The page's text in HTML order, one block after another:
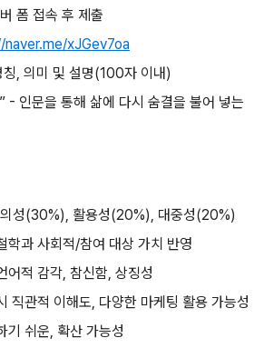
폼 접속 후 제출
xJGev7oa
칭, 의미 및 설명(100자 이내)
” - 인문을 통해 삶에 다시 숨결을 불어 넣는
성(30%), 활용성(20%), 대중성(20%)
학과 사회적/참여 대상 가치 반영
어적 감각, 참신함, 상징성
직관적 이해도, 다양한 마케팅 활용 가능성
기 쉬운, 확산 가능성